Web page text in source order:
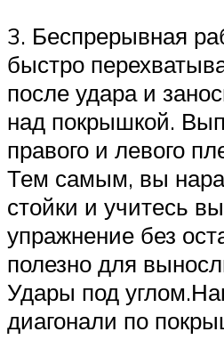
3. Беспрерывная
быстро
после удара и
над покрышкой.
правого и левого
Тем самым, вы
стойки и учитесь
упражнение без
полезно для
Удары под
диагонали по